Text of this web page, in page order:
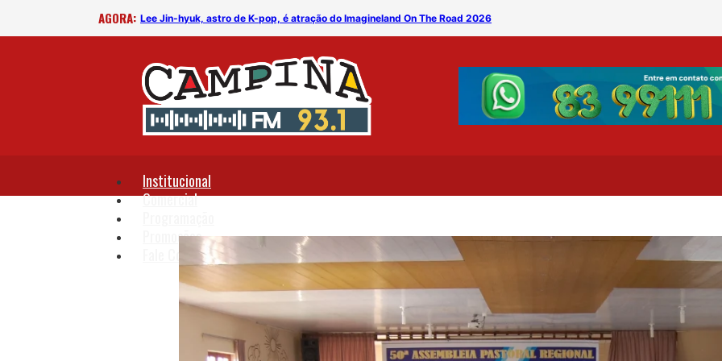
AGORA: Lee Jin-hyuk, astro de K-pop, é atração do Imagineland On The Road 2026 Banda Silêncio leva
Institucional
Comercial
Promoções
Fale Conosco